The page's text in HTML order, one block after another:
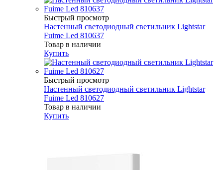
Быстрый просмотр
Настенный светодиодный светильник Lightstar
Fuime Led 810637
Товар в наличии
Купить
Быстрый просмотр
Настенный светодиодный светильник Lightstar
Fuime Led 810627
Товар в наличии
Купить